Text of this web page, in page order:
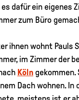
dafür ein eigenes
zum Büro
ihnen wohnt
im Zimmer der
Köln gekommen.
Dach wohnen. In